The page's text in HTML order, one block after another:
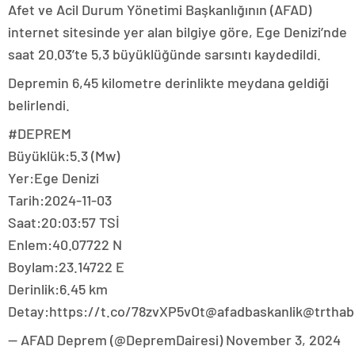
Afet ve Acil Durum Yönetimi Başkanlığının (AFAD)
internet sitesinde yer alan bilgiye göre, Ege Denizi’nde
saat 20.03’te 5,3 büyüklüğünde sarsıntı kaydedildi.
Depremin 6,45 kilometre derinlikte meydana geldiği
belirlendi.
#DEPREM
Büyüklük:5.3 (Mw)
Yer:Ege Denizi
Tarih:2024-11-03
Saat:20:03:57 TSİ
Enlem:40.07722 N
Boylam:23.14722 E
Derinlik:6.45 km
Detay:https://t.co/
— AFAD Deprem (@DepremDairesi) November 3, 2024